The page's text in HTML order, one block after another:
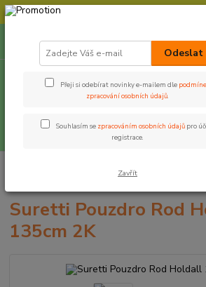
⚠️ POZOR - Objednávky expedujeme od
Suretti Pouzdro Rod
135cm 2K
Odeslat
Přeji si odebírat novinky e-mailem dle
zpracování osobních údajů.
Souhlasím se zpracováním osobních údajů pro
registrace.
Zavřít